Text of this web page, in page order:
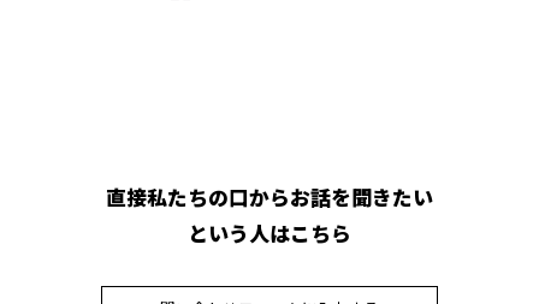
直接私たちの口からお話を聞きたい
という人はこちら